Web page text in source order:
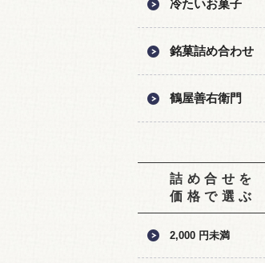
冷たいお菓子
銘菓詰め合わせ
鶴屋善右衛門
詰め合せを
価格で選ぶ
2,000 円未満